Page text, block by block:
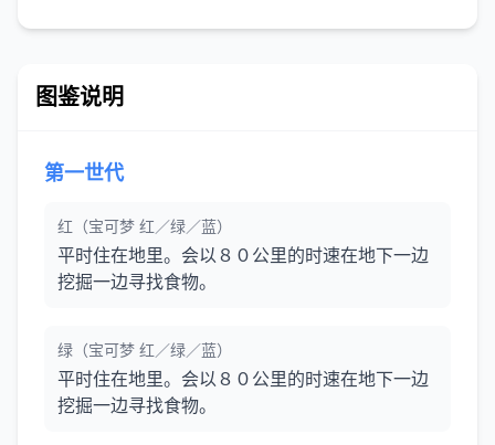
图鉴说明
第一世代
红（宝可梦 红／绿／蓝）
平时住在地里。会以８０公里的时速在地下一边
挖掘一边寻找食物。
绿（宝可梦 红／绿／蓝）
平时住在地里。会以８０公里的时速在地下一边
挖掘一边寻找食物。